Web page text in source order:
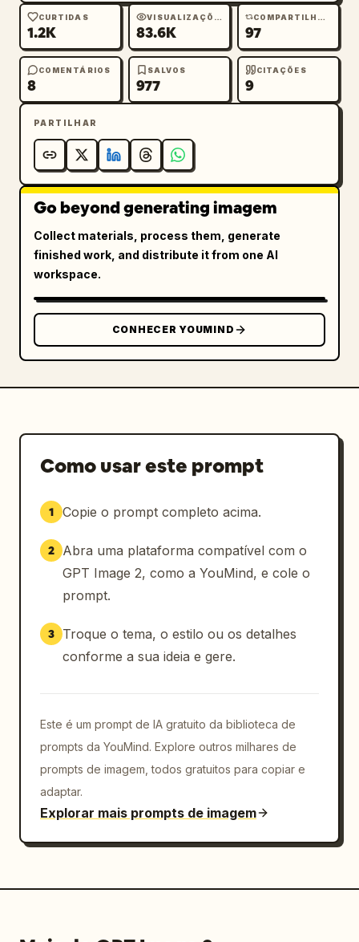
CURTIDAS
1.2K
VISUALIZAÇÕES
83.6K
COMPARTILHAMENTOS
97
COMENTÁRIOS
8
SALVOS
977
CITAÇÕES
9
PARTILHAR
Go beyond generating imagem
Collect materials, process them, generate
finished work, and distribute it from one AI
workspace.
CONHECER YOUMIND
Como usar este prompt
1 Copie o prompt completo acima.
2
Abra uma plataforma compatível com o
GPT Image 2, como a YouMind, e cole o
prompt.
3
Troque o tema, o estilo ou os detalhes
conforme a sua ideia e gere.
Este é um prompt de IA gratuito da biblioteca de
prompts da YouMind. Explore outros milhares de
prompts de imagem, todos gratuitos para copiar e
adaptar.
Explorar mais prompts de imagem